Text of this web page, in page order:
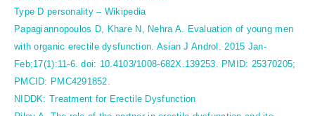
Type D personality – Wikipedia
Papagiannopoulos D, Khare N, Nehra A. Evaluation of young men
with organic erectile dysfunction. Asian J Androl. 2015 Jan-
Feb;17(1):11-6. doi: 10.4103/1008-682X.139253. PMID: 25370205;
PMCID: PMC4291852.
NIDDK: Treatment for Erectile Dysfunction